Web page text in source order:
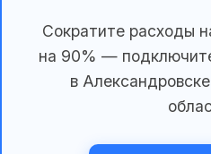
Сократите расходы
на 90% —
в